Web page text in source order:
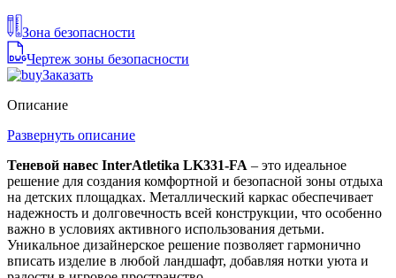
Зона безопасности
Чертеж зоны безопасности
Заказать
Описание
Развернуть описание
Теневой навес InterAtletika LK331-FA – это идеальное
решение для создания комфортной и безопасной зоны отдыха
на детских площадках. Металлический каркас обеспечивает
надежность и долговечность всей конструкции, что особенно
важно в условиях активного использования детьми.
Уникальное дизайнерское решение позволяет гармонично
вписать изделие в любой ландшафт, добавляя нотки уюта и